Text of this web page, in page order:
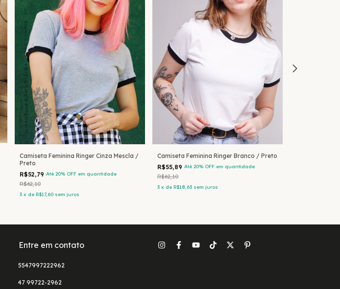
Camiseta Feminina Ringer Cinza Mescla /
Preto
R$52,79 Até 20% OFF em quantidade
R$62,10
3 x de R$17,60 sem juros
Camiseta Feminina Ringer Branco / Preto
R$55,89 Até 20% OFF em quantidade
R$62,10
3 x de R$18,63 sem juros
Entre em contato
5547997222962
47 99722-2962